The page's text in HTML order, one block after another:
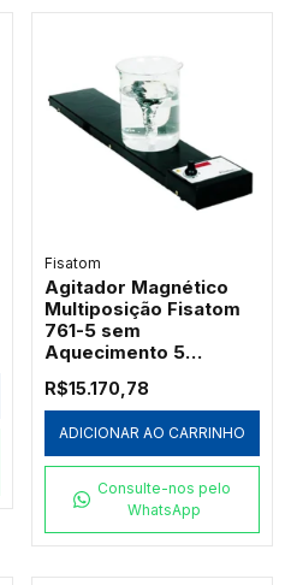
Fisatom
Agitador Magnético
Multiposição Fisatom
761-5 sem
Aquecimento 5
R$15.170,78
ADICIONAR AO CARRINHO
Consulte-nos pelo
WhatsApp